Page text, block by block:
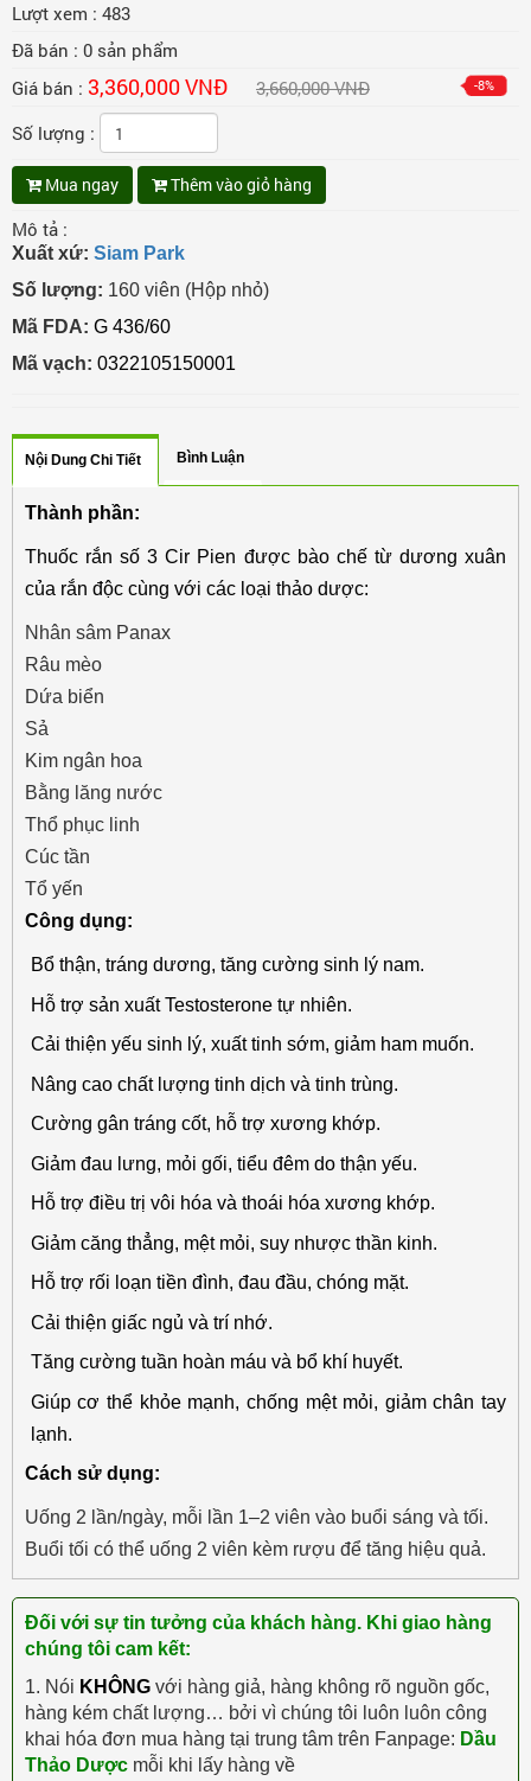
Lượt xem : 483
Đã bán : 0 sản phẩm
Giá bán : 3,360,000 VNĐ 3,660,000 VNĐ -8%
Số lượng :
Mua ngay Thêm vào giỏ hàng
Mô tả :
Xuất xứ: Siam Park
Số lượng: 160 viên (Hộp nhỏ)
Mã FDA: G 436/60
Mã vạch: 0322105150001
Nội Dung Chi Tiết Bình Luận
Thành phần:
Thuốc rắn số 3 Cir Pien được bào chế từ dương xuân
của rắn độc cùng với các loại thảo dược:
Nhân sâm Panax
Râu mèo
Dứa biển
Sả
Kim ngân hoa
Bằng lăng nước
Thổ phục linh
Cúc tần
Tổ yến
Công dụng:
Bổ thận, tráng dương, tăng cường sinh lý nam.
Hỗ trợ sản xuất Testosterone tự nhiên.
Cải thiện yếu sinh lý, xuất tinh sớm, giảm ham muốn.
Nâng cao chất lượng tinh dịch và tinh trùng.
Cường gân tráng cốt, hỗ trợ xương khớp.
Giảm đau lưng, mỏi gối, tiểu đêm do thận yếu.
Hỗ trợ điều trị vôi hóa và thoái hóa xương khớp.
Giảm căng thẳng, mệt mỏi, suy nhược thần kinh.
Hỗ trợ rối loạn tiền đình, đau đầu, chóng mặt.
Cải thiện giấc ngủ và trí nhớ.
Tăng cường tuần hoàn máu và bổ khí huyết.
Giúp cơ thể khỏe mạnh, chống mệt mỏi, giảm chân tay
lạnh.
Cách sử dụng:
Uống 2 lần/ngày, mỗi lần 1–2 viên vào buổi sáng và tối.
Buổi tối có thể uống 2 viên kèm rượu để tăng hiệu quả.
Đối với sự tin tưởng của khách hàng. Khi giao hàng
chúng tôi cam kết:
1. Nói KHÔNG với hàng giả, hàng không rõ nguồn gốc,
hàng kém chất lượng… bởi vì chúng tôi luôn luôn công
khai hóa đơn mua hàng tại trung tâm trên Fanpage: Dầu
Thảo Dược mỗi khi lấy hàng về